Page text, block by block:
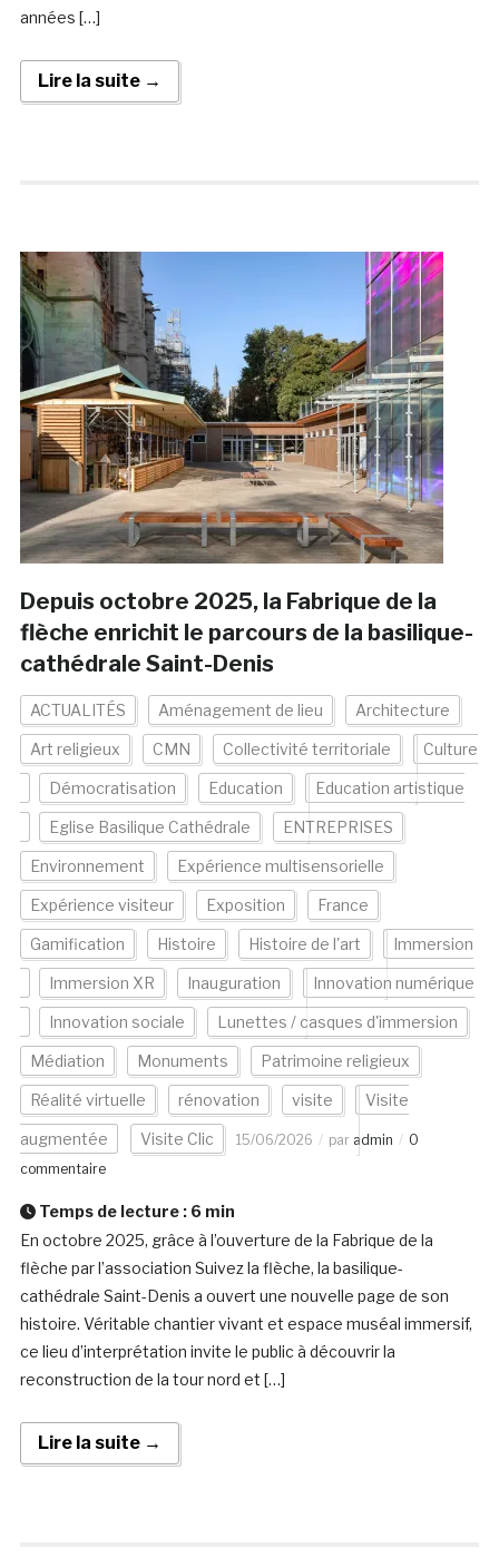
années […]
Lire la suite →
Depuis octobre 2025, la Fabrique de la
flèche enrichit le parcours de la basilique-
cathédrale Saint-Denis
ACTUALITÉS Aménagement de lieu Architecture
Art religieux CMN Collectivité territoriale Culture
Démocratisation Education Education artistique
Eglise Basilique Cathédrale ENTREPRISES
Environnement Expérience multisensorielle
Expérience visiteur Exposition France
Gamification Histoire Histoire de l'art Immersion
Immersion XR Inauguration Innovation numérique
Innovation sociale Lunettes / casques d'immersion
Médiation Monuments Patrimoine religieux
Réalité virtuelle rénovation visite Visite
augmentée Visite Clic 15/06/2026 par admin
0
commentaire
Temps de lecture : 6 min
En octobre 2025, grâce à l’ouverture de la Fabrique de la
flèche par l’association Suivez la flèche, la basilique-
cathédrale Saint-Denis a ouvert une nouvelle page de son
histoire. Véritable chantier vivant et espace muséal immersif,
ce lieu d’interprétation invite le public à découvrir la
reconstruction de la tour nord et […]
Lire la suite →